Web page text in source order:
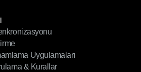
Uygulamaları
Uygulamaları
& Kurallar